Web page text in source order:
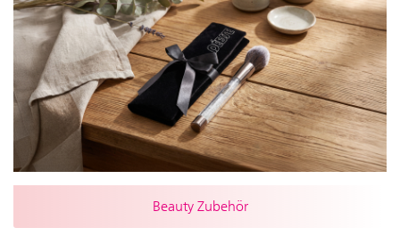
Beauty Zubehör